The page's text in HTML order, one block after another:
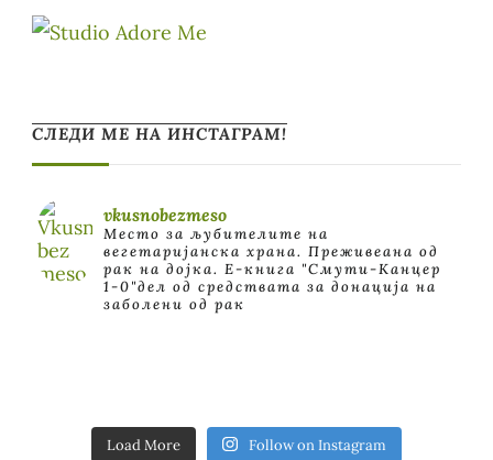
СЛЕДИ МЕ НА ИНСТАГРАМ!
vkusnobezmeso
Место за љубителите на
вегетаријанска храна. Преживеана од
рак на дојка. E-книга "Смути-Канцер
1-0"дел од средствата за донација на
заболени од рак
Load More Follow on Instagram